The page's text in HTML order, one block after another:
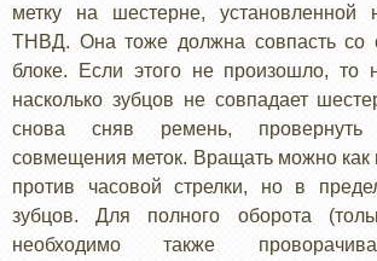
метку на шестерне, установленной
ТНВД. Она тоже должна совпасть со
блоке. Если этого не произошло, то
насколько зубцов не совпадает
снова сняв ремень,
совмещения меток. Вращать можно как
против часовой стрелки, но в
зубцов. Для полного оборота
необходимо также